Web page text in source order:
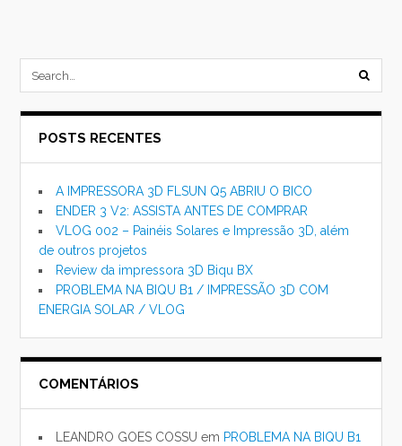
POSTS RECENTES
A IMPRESSORA 3D FLSUN Q5 ABRIU O BICO
ENDER 3 V2: ASSISTA ANTES DE COMPRAR
VLOG 002 – Painéis Solares e Impressão 3D, além
de outros projetos
Review da impressora 3D Biqu BX
PROBLEMA NA BIQU B1 / IMPRESSÃO 3D COM
ENERGIA SOLAR / VLOG
COMENTÁRIOS
LEANDRO GOES COSSU em PROBLEMA NA BIQU B1